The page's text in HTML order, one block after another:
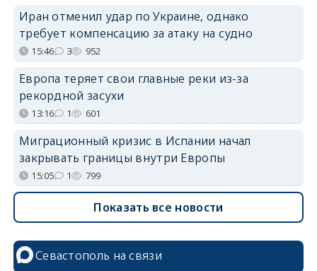
Иран отменил удар по Украине, однако
требует компенсацию за атаку на судно
15:46 3 952
Европа теряет свои главные реки из-за
рекордной засухи
13:16 1 601
Миграционный кризис в Испании начал
закрывать границы внутри Европы
15:05 1 799
Показать все новости
Севастополь на связи